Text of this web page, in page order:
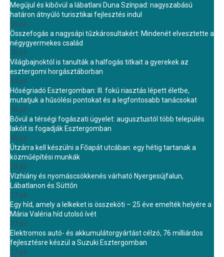
Megújul és kibővül a lábatlani Duna Színpad: nagyszabású
határon átnyúló turisztikai fejlesztés indul
30 júl.
Összefogás a nagysápi tűzkárosultakért: Mindenét elvesztette a
négygyermekes család
30 júl.
Világbajnoktól is tanulták a halfogás titkait a gyerekek az
esztergomi horgásztáborban
30 júl.
Hőségriadó Esztergomban: III. fokú riasztás lépett életbe,
mutatjuk a hűsölési pontokat és a legfontosabb tanácsokat
30 júl.
Bővül a térségi fogászati ügyelet: augusztustól több település
lakóit is fogadják Esztergomban
30 júl.
Útzárra kell készülni a Főapát utcában: egy hétig tartanak a
közműépítési munkák
28 júl.
Vízhiány és nyomáscsökkenés várható Nyergesújfalun,
Lábatlanon és Süttőn
27 júl.
Egy híd, amely a lelkeket is összeköti – 25 éve emelték helyére a
Mária Valéria híd utolsó ívét
27 júl.
Elektromos autó- és akkumulátorgyártást célzó, 76 milliárdos
fejlesztésre készül a Suzuki Esztergomban
27 júl.